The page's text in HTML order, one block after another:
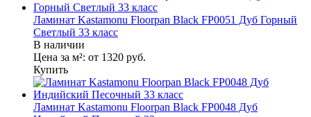
Ламинат Kastamonu Floorpan Black FP0051 Дуб Горный
Светлый 33 класс
В наличии
Цена за м²: от 1320 руб.
Купить
Ламинат Kastamonu Floorpan Black FP0048 Дуб